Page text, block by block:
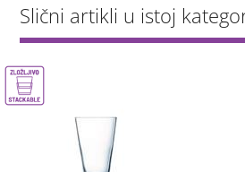
Slični artikli u istoj